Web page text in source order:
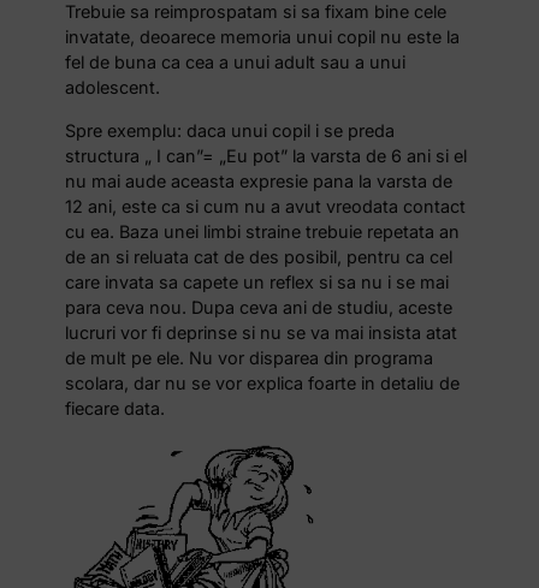
Trebuie sa reimprospatam si sa fixam bine cele
invatate, deoarece memoria unui copil nu este la
fel de buna ca cea a unui adult sau a unui
adolescent.
Spre exemplu: daca unui copil i se preda
structura „ I can”= „Eu pot” la varsta de 6 ani si el
nu mai aude aceasta expresie pana la varsta de
12 ani, este ca si cum nu a avut vreodata contact
cu ea. Baza unei limbi straine trebuie repetata an
de an si reluata cat de des posibil, pentru ca cel
care invata sa capete un reflex si sa nu i se mai
para ceva nou. Dupa ceva ani de studiu, aceste
lucruri vor fi deprinse si nu se va mai insista atat
de mult pe ele. Nu vor disparea din programa
scolara, dar nu se vor explica foarte in detaliu de
fiecare data.